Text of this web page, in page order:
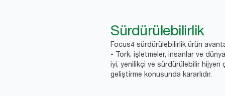
Sürdürülebilirlik
Focus4 sürdürülebilirlik ürün
- Tork; işletmeler, insanlar ve
iyi, yenilikçi ve sürdürülebilir hijyen
geliştirme konusunda kararlıdır.